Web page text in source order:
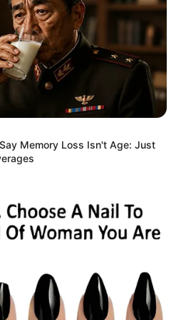
awalnya menjengkelkan
menyenangkan untuk
Memory Loss Isn't Age: Just